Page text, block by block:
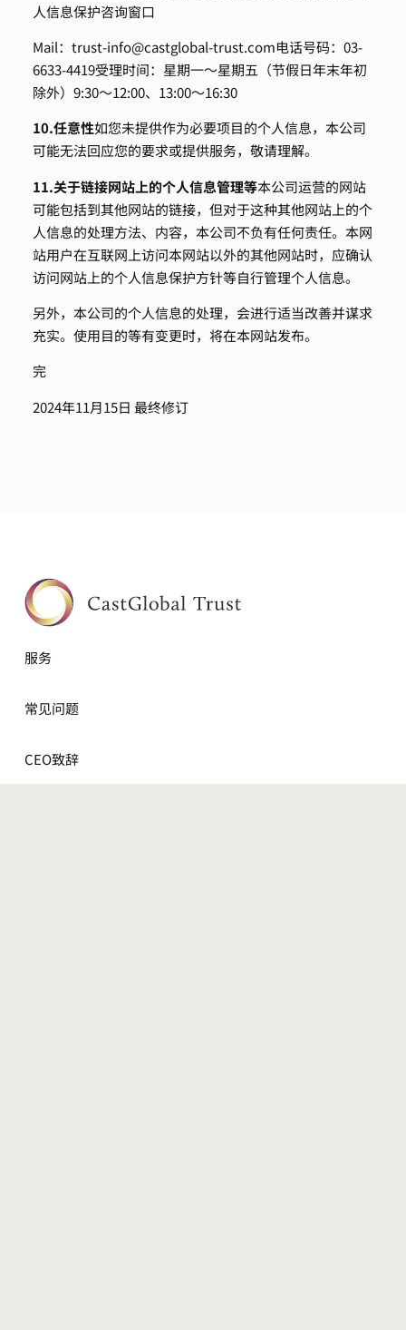
人信息保护咨询窗口
Mail： trust-info@castglobal-trust.com电话号码：03-
6633-4419受理时间：星期一～星期五（节假日年末年初
除外） 9:30～12:00、13:00～16:30
10.任意性如您未提供作为必要项目的个人信息，本公司
可能无法回应您的要求或提供服务，敬请理解。
11.关于链接网站上的个人信息管理等本公司运营的网站
可能包括到其他网站的链接，但对于这种其他网站上的个
人信息的处理方法、内容，本公司不负有任何责任。本网
站用户在互联网上访问本网站以外的其他网站时，应确认
访问网站上的个人信息保护方针等自行管理个人信息。
另外，本公司的个人信息的处理，会进行适当改善并谋求
充实。使用目的等有变更时，将在本网站发布。
完
2024年11月15日 最终修订
服务
常见问题
CEO致辞